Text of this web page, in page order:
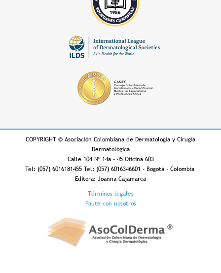
COPYRIGHT © Asociación Colombiana de Dermatología y Cirugía
Dermatológica
Calle 104 Nº 14a - 45 Oficina 603
Tel: (057) 6016181455 Tel: (057) 6016346601 - Bogotá - Colombia
Editora: Joanna Cajamarca
Términos legales
Paute con nosotros